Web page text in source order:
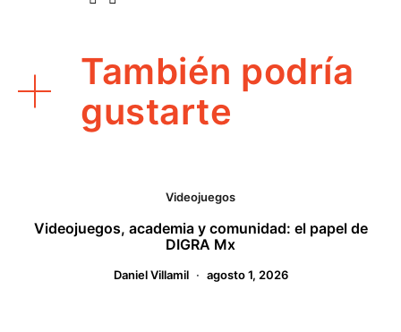
También podría
gustarte
Videojuegos
Videojuegos, academia y comunidad: el papel de
DIGRA Mx
Daniel Villamil agosto 1, 2026